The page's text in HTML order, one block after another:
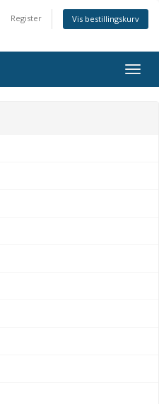
Register Vis bestillingskurv